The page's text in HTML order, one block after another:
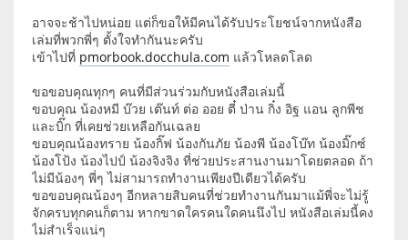
อาจจะช้าไปหน่อย แต่ก็ขอให้มีคนได้รับประโยชน์จากหนังสือ
เล่มที่พวกพี่ๆ ตั้งใจทำกันนะครับ
เข้าไปที่ pmorbook.docchula.com แล้วโหลดโลด
ขอขอบคุณทุกๆ คนที่มีส่วนร่วมกับหนังสือเล่มนี้
ขอบคุณ น้องหมี บ๊วย เต๊นท์ ต่อ ออย ตี๋ ป่าน กิ๋ง อิฐ แอน ลูกพีช
และบิ๊ก ที่เคยช่วยเหลือกันเฉลย
ขอบคุณน้องทราย น้องกิ๊ฟ น้องกันภัย น้องพี น้องโบ๊ท น้องมิ๊กซ์
น้องโป้ง น้องไปป์ น้องจิงจิง ที่ช่วยประสานงานมาโดยตลอด ถ้า
ไม่มีน้องๆ พี่ๆ ไม่สามารถทำงานเพียงปีเดียวได้ครับ
ขอขอบคุณน้องๆ อีกหลายสิบคนที่ช่วยทำงานกันมาแม้พี่จะไม่รู้
จักครบทุกคนก็ตาม หากขาดใครคนใดคนนึงไป หนังสือเล่มนี้คง
ไม่สำเร็จแน่ๆ